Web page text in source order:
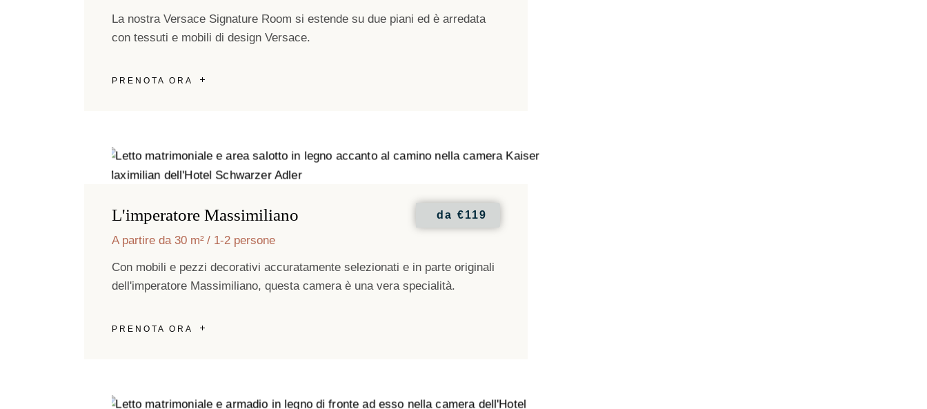
La nostra Versace Signature Room si estende su due piani ed è arredata
con tessuti e mobili di design Versace.
PRENOTA ORA
L'imperatore Massimiliano da €119
A partire da 30 m² 1-2 persone
Con mobili e pezzi decorativi accuratamente selezionati e in parte originali
dell'imperatore Massimiliano, questa camera è una vera specialità.
PRENOTA ORA